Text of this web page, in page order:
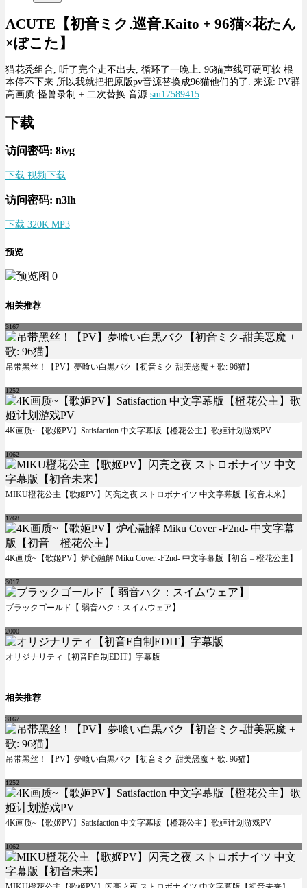
ACUTE【初音ミク.巡音.Kaito + 96猫×花たん
×ぽこた】
猫花秃组合, 听了完全走不出去, 循环了一晚上. 96猫声线可硬可软 根
本停不下来 所以我就把把原版pv音源替换成96猫他们的了. 来源: PV群
高画质-怪兽录制 + 二次替换 音源 sm17589415
下载
访问密码: 8iyg
下载 视频下载
访问密码: n3lh
下载 320K MP3
预览
相关推荐
3167
吊带黑丝！【PV】夢喰い白黒バク【初音ミク-甜美恶魔 + 歌: 96猫】
1252
4K画质~【歌姬PV】Satisfaction 中文字幕版【橙花公主】歌姬计划游戏PV
1062
MIKU橙花公主【歌姬PV】闪亮之夜 ストロボナイツ 中文字幕版【初音未来】
1768
4K画质~【歌姬PV】炉心融解 Miku Cover -F2nd- 中文字幕版【初音 – 橙花公主】
3017
ブラックゴールド【 弱音ハク：スイムウェア】
2000
オリジナリティ【初音F自制EDIT】字幕版
相关推荐
3167
吊带黑丝！【PV】夢喰い白黒バク【初音ミク-甜美恶魔 + 歌: 96猫】
1252
4K画质~【歌姬PV】Satisfaction 中文字幕版【橙花公主】歌姬计划游戏PV
1062